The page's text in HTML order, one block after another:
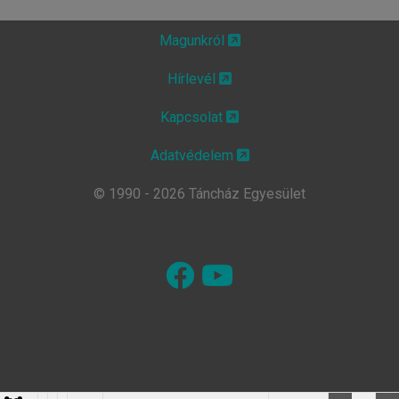
Magunkról
Hírlevél
Kapcsolat
Adatvédelem
© 1990 - 2026 Táncház Egyesület